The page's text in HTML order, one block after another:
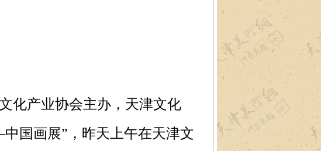
化产业协会主办，天津文化
国画展”，昨天上午在天津文